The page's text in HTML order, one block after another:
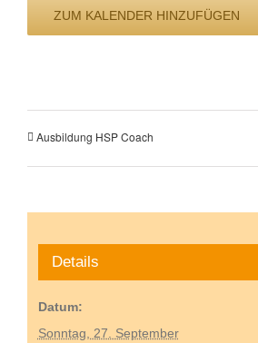
ZUM KALENDER HINZUFÜGEN
Ausbildung HSP Coach
Details
Datum:
Sonntag, 27. September